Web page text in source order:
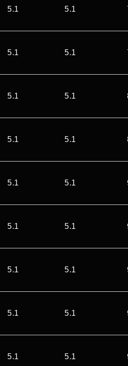
5.1 5.1
5.1 5.1
5.1 5.1
5.1 5.1
5.1 5.1
5.1 5.1
5.1 5.1
5.1 5.1
5.1 5.1